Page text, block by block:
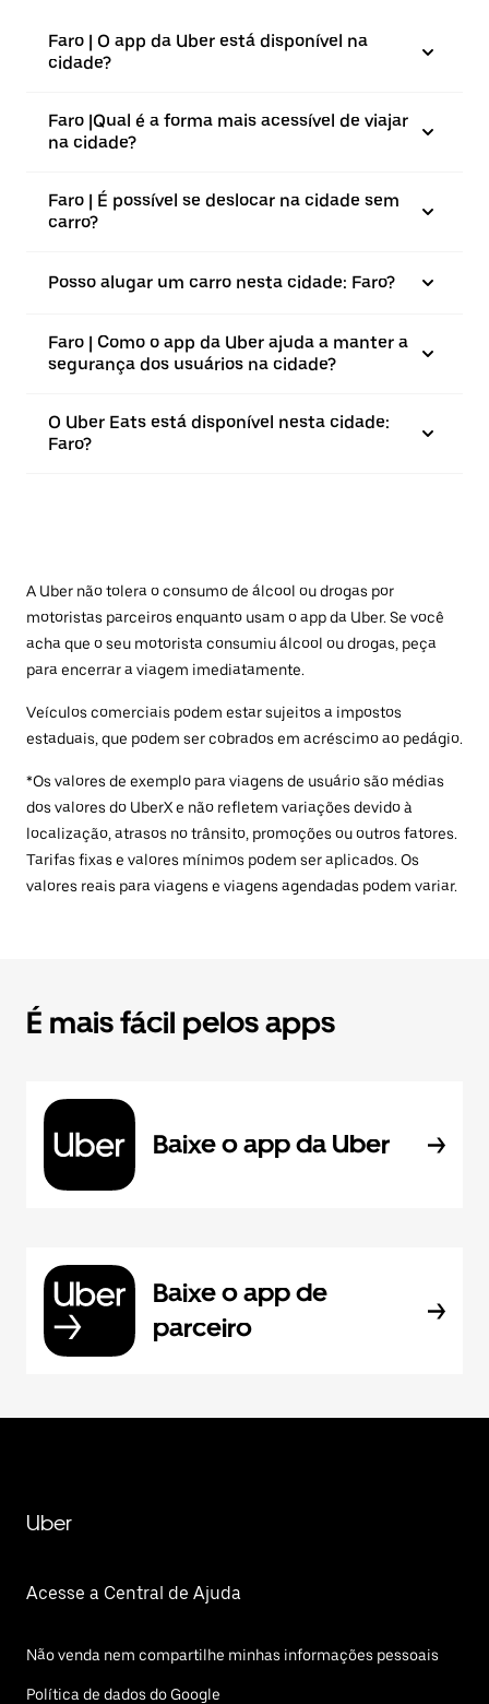
Faro | O app da Uber está disponível na
cidade?
Faro |⁠Qual é a forma mais acessível de viajar
na cidade?
Faro | É possível se deslocar na cidade sem
carro?
Posso alugar um carro nesta cidade: Faro?
Faro | Como o app da Uber ajuda a manter a
segurança dos usuários na cidade?
O Uber Eats está disponível nesta cidade:
Faro?
A Uber não tolera o consumo de álcool ou drogas por
motoristas parceiros enquanto usam o app da Uber. Se você
acha que o seu motorista consumiu álcool ou drogas, peça
para encerrar a viagem imediatamente.
Veículos comerciais podem estar sujeitos a impostos
estaduais, que podem ser cobrados em acréscimo ao pedágio.
*Os valores de exemplo para viagens de usuário são médias
dos valores do UberX e não refletem variações devido à
localização, atrasos no trânsito, promoções ou outros fatores.
Tarifas fixas e valores mínimos podem ser aplicados. Os
valores reais para viagens e viagens agendadas podem variar.
É mais fácil pelos apps
Baixe o app da Uber
Baixe o app de
parceiro
Uber
Acesse a Central de Ajuda
Não venda nem compartilhe minhas informações pessoais
Política de dados do Google